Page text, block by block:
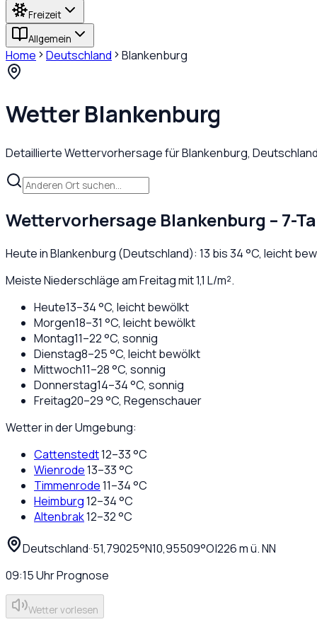
Freizeit
Allgemein
Home Deutschland Blankenburg
WetterBlankenburg
Detaillierte Wettervorhersage fürBlankenburg,
Wettervorhersage Blankenburg – 7-
Heute inBlankenburg (Deutschland): 13 bis34°C, leicht
Meiste Niederschläge am Freitag mit 1,1 L/m².
Heute13–34°C, leicht bewölkt
Morgen18–31 °C, leicht bewölkt
Montag11–22°C, sonnig
Dienstag8–25°C, leicht bewölkt
Mittwoch11–28°C, sonnig
Donnerstag14–34°C, sonnig
Freitag20–29°C, Regenschauer
Wetter in der Umgebung:
Cattenstedt12–33°C
Wienrode13–33°C
Timmenrode11–34°C
Heimburg12–34°C
Altenbrak12–32°C
Deutschland··51,79025°N10,95509°O|226m ü. NN
09:15UhrPrognose
Wetter vorlesen